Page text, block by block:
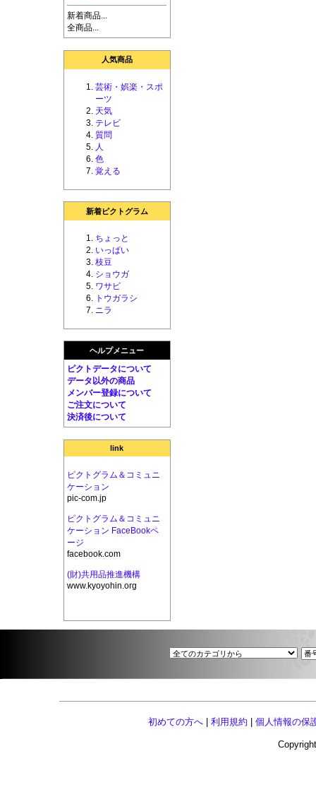
新着商品...
全商品...
人気商品
芸術・娯楽・スポ
ーツ
天気
テレビ
質問
人
色
覚える
新着ピクトグラム
ちょっと
いっぱい
枝豆
ショウガ
ワサビ
トウガラシ
ニラ
ヘルプメニュー
ピクトデータについて
データ以外の商品
メンバー登録について
ご注文について
決済後について
link
ピクトグラム＆コミュニ
ケーション
pic-com.jp
ピクトグラム＆コミュニ
ケーション FaceBookペ
ージ
facebook.com
(財)共用品推進機構
www.kyoyohin.org
初めての方へ 利用規約 個人情報の保